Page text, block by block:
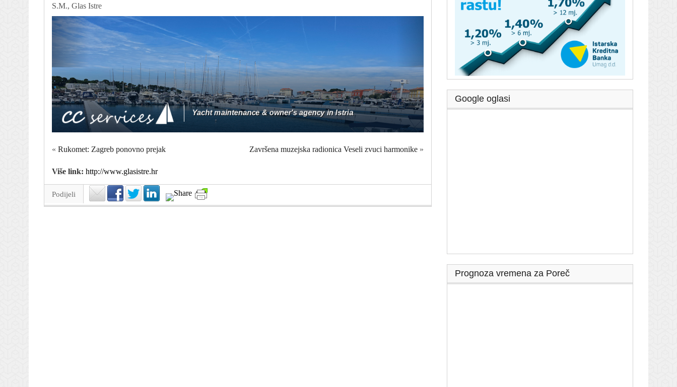
S.M., Glas Istre
« Rukomet: Zagreb ponovno prejak Završena muzejska radionica Veseli zvuci harmonike »
Više link: http://www.glasistre.hr
Podijeli
Google oglasi
Prognoza vremena za Poreč